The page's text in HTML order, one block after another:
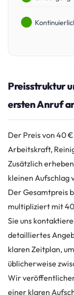
Preisstruktur
ersten Anruf
Der Preis von 40
Arbeitskraft,
Zusätzlich
kleinen Aufschlag
Der Gesamtpreis
multipliziert mit
Sie uns
detailliertes
klaren Zeitplan,
üblicherweise
Wir
einer klaren